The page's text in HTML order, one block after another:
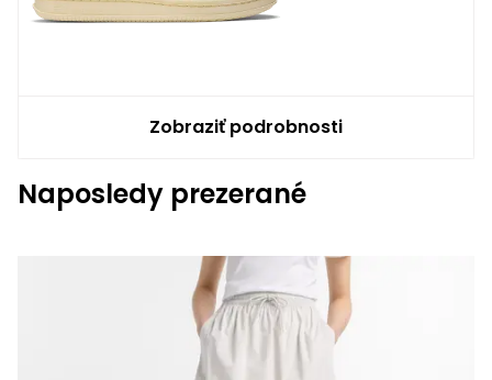
Zobraziť podrobnosti
Naposledy prezerané